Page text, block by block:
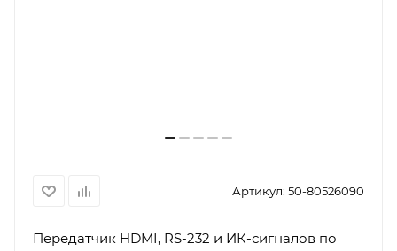
Артикул: 50-80526090
Передатчик HDMI, RS-232 и ИК-сигналов по